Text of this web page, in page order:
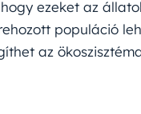
ezeket az
populáció
az